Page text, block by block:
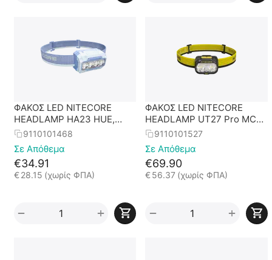
ΦΑΚΟΣ LED NITECORE
HEADLAMP HA23 HUE,
Blue9110101468
Σε Απόθεμα
€34.91
€ 28.15 (χωρίς ΦΠΑ)
+
−
ΦΑΚΟΣ LED NITECORE
HEADLAMP UT27 Pro MCT
800Lumens + 2x
9110101527
Σε Απόθεμα
€69.90
€56.37 (χωρίς ΦΠΑ)
+
−